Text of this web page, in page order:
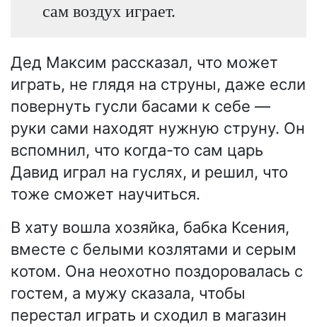
сам воздух играет.
Дед Максим рассказал, что может
играть, не глядя на струны, даже если
повернуть гусли басами к себе —
руки сами находят нужную струну. Он
вспомнил, что когда-то сам царь
Давид играл на гуслях, и решил, что
тоже сможет научиться.
В хату вошла хозяйка, бабка Ксения,
вместе с белыми козлятами и серым
котом. Она неохотно поздоровалась с
гостем, а мужу сказала, чтобы
перестал играть и сходил в магазин